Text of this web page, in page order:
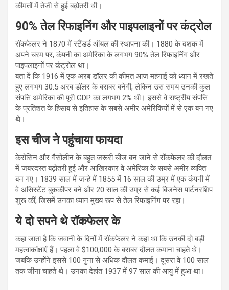
कीमतों में तेजी से हुई बढ़ोतरी थी।
90% तेल रिफाइनिंग और पाइपलाइनों पर कंट्रोल
रॉकफेलर ने 1870 में स्टैंडर्ड ऑयल की स्थापना की। 1880 के दशक में
अपने चरम पर, कंपनी का अमेरिका के लगभग 90% तेल रिफाइनिंग और
पाइपलाइनों पर कंट्रोल था।
बता दें कि 1916 में एक अरब डॉलर की कीमत आज महंगाई को ध्यान में रखते
हुए लगभग 30.5 अरब डॉलर के बराबर बनेगी, लेकिन उस समय उनकी कुल
संपत्ति अमेरिका की पूरी GDP का लगभग 2% थी। इससे वे राष्ट्रीय संपत्ति
के प्रतिशत के हिसाब से इतिहास के सबसे अमीर अमेरिकियों में से एक बन गए
थे।
इस चीज ने पहुंचाया फायदा
केरोसिन और गैसोलीन के बहुत जरूरी चीज बन जाने से रॉकफेलर की दौलत
में जबरदस्त बढ़ोतरी हुई और आखिरकार वे अमेरिका के सबसे अमीर व्यक्ति
बन गए। 1839 साल में जन्हे में 1855 में 16 साल की उम्र में एक कंपनी में
वे असिस्टेंट बुककीपर बने और 20 साल की उम्र से कई बिजनेस पार्टनरशिप
शुरू कीं, जिसमें उनका ध्यान मुख्य रूप से तेल रिफाइनिंग पर रहा।
ये दो सपने थे रॉकफेलर के
कहा जाता है कि जवानी के दिनों में रॉकफेलर ने कहा था कि उनकी दो बड़ी
महत्वाकांक्षाएँ हैं। पहला वे $100,000 के बराबर दौलत कमाना चाहते थे।
जबकि उन्होंने इससे 100 गुना से अधिक दौलत कमाई। दूसरा वे 100 साल
तक जीना चाहते थे। उनका देहांत 1937 में 97 साल की आयु में हुआ था।